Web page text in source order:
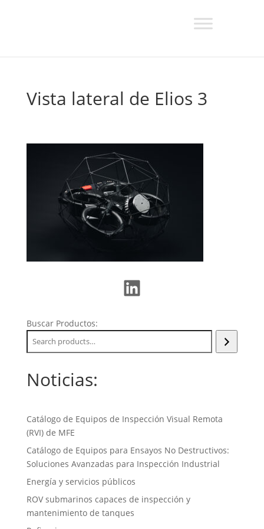
Vista lateral de Elios 3
LinkedIn
Buscar Productos:
Noticias:
Catálogo de Equipos de Inspección Visual Remota
(RVI) de MFE
Catálogo de Equipos para Ensayos No Destructivos:
Soluciones Avanzadas para Inspección Industrial
Energía y servicios públicos
ROV submarinos capaces de inspección y
mantenimiento de tanques